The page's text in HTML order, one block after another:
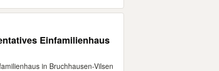
Einfamilienhaus
in Bruchhausen-Vilsen